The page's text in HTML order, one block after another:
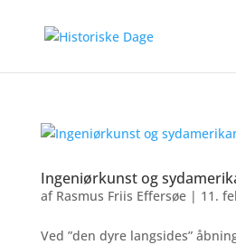
Ingeniørkunst og
af Rasmus Friis Effersøe| 11.
Ved ”den dyre langsides”